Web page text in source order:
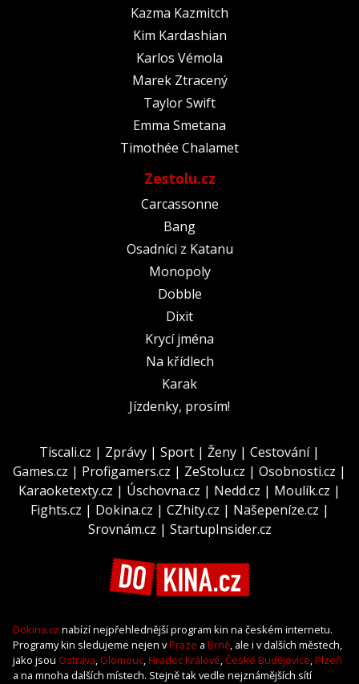
Kazma Kazmitch
Kim Kardashian
Karlos Vémola
Marek Ztracený
Taylor Swift
Emma Smetana
Timothée Chalamet
Zestolu.cz
Carcassonne
Bang
Osadníci z Katanu
Monopoly
Dobble
Dixit
Krycí jména
Na křídlech
Karak
Jízdenky, prosím!
Tiscali.cz | Zprávy | Sport | Ženy | Cestování|
Games.cz | Profigamers.cz | ZeStolu.cz | Osobnosti.cz |
Karaoketexty.cz | Úschovna.cz | Nedd.cz | Moulík.cz |
Fights.cz | Dokina.cz | CZhity.cz | Našepeníze.cz |
Srovnám.cz | StartupInsider.cz
Dokina.cz nabízí nejpřehlednější program kin na českém internetu.
Programy kin sledujeme nejen vPraze a Brně, ale i v dalších městech,
jako jsou Ostrava, Olomouc,Hradec Králové,České Budějovice,Plzeň
a na mnoha dalších místech. Stejně tak vedle nejznámějších sítí